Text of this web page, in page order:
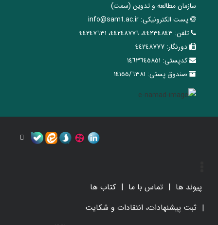
سازمان مطالعه و تدوین‌ (سمت)
پست الکترونیکی: info@samt.ac.ir
تلفن: ٤٤٢٣٤٨٤٣، ٤٤٢٤٨٧٧٦، ٤٤٢٤٧٦٣١
دورنگار: ٤٤٢٤٨٧٧٧
کدپستی: ١٤٦٣٦٤٥٨٥١
صندوق پستی: ١٤١٥٥/٦٣٨١
پیوند ها تماس با ما
کتاب ها
ثبت پیشنهادات، انتقادات و شکایت